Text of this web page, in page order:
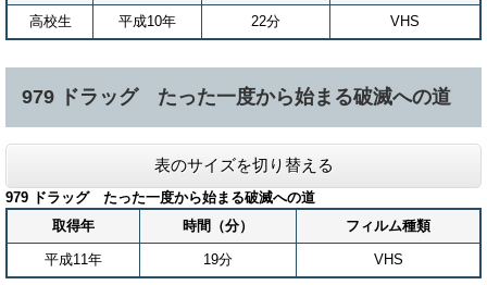
高校生 平成10年 22分 VHS
979 ドラッグ たった一度から始まる破滅への道
表のサイズを切り替える
979 ドラッグ たった一度から始まる破滅への道
取得年
時間（分） フィルム種類
平成11年 19分 VHS